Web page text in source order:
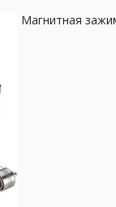
Магнитная